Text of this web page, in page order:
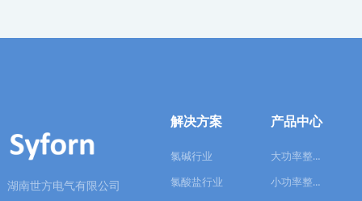
湖南世方电气有限公司
解决方案
氯碱行业
氯酸盐行业
产品中心
大功率整流器
小功率整流器